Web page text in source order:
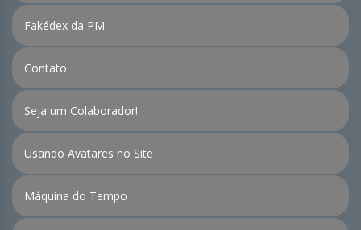
Fakédex da PM
Contato
Seja um Colaborador!
Usando Avatares no Site
Máquina do Tempo